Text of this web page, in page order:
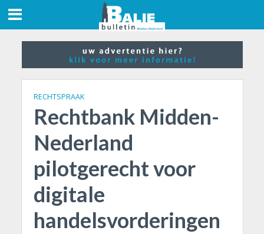
RECHTSPRAAK
Rechtbank Midden-
Nederland
pilotgerecht voor
digitale
handelsvorderingen